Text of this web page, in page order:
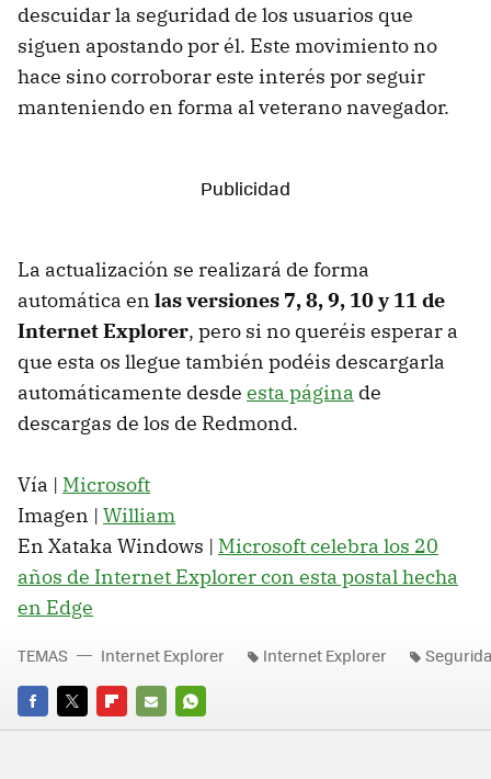
descuidar la seguridad de los usuarios que
siguen apostando por él. Este movimiento no
hace sino corroborar este interés por seguir
manteniendo en forma al veterano navegador.
La actualización se realizará de forma
automática en las versiones 7, 8, 9, 10 y 11 de
Internet Explorer, pero si no queréis esperar a
que esta os llegue también podéis descargarla
automáticamente desde esta página de
descargas de los de Redmond.
Vía | Microsoft
Imagen | William
En Xataka Windows | Microsoft celebra los 20
años de Internet Explorer con esta postal hecha
en Edge
FACEBOOK
TWITTERFLIPBOARD
E-
WHATSAPP
TEMAS Internet Explorer Internet Explorer